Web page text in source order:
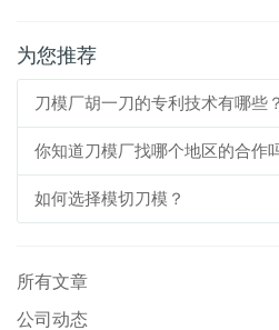
为您推荐
刀模厂胡一刀的专利技术有哪些？
你知道刀模厂找哪个地区的合作
如何选择模切刀模？
所有文章
公司动态